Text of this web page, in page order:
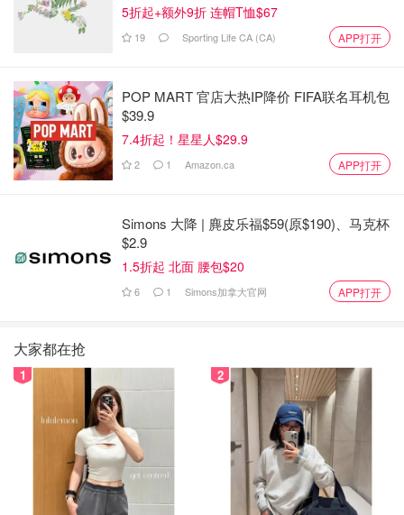
5折起+额外9折 连帽T恤$67
19 Sporting Life CA (CA) APP打开
POP MART 官店大热IP降价 FIFA联名耳机包
$39.9
7.4折起！星星人$29.9
2 1 Amazon.ca APP打开
Simons 大降 | 麂皮乐福$59(原$190)、马克杯
$2.9
1.5折起 北面 腰包$20
6 1 Simons加拿大官网 APP打开
大家都在抢
1 2